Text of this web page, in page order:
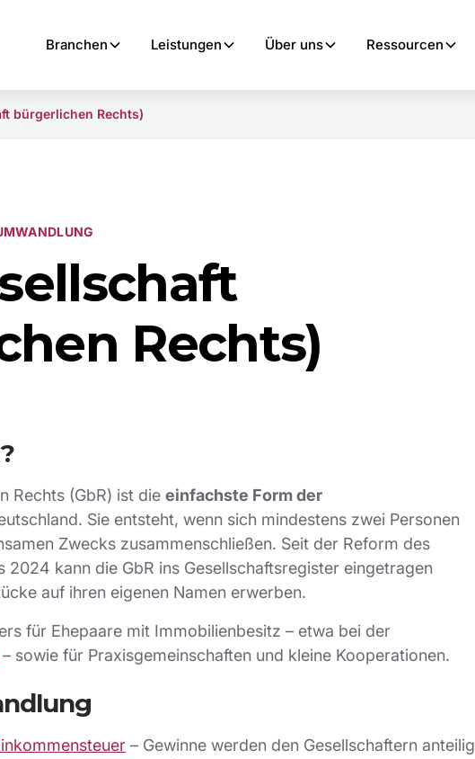
Branchen Leistungen Über uns Ressourcen
bürgerlichen Rechts)
Rechts)
Rechts (GbR) ist dieeinfachste Form der
Sie entsteht, wenn sich mindestens zwei Personen
Zwecks zusammenschließen. Seit der Reform des
2024 kann die GbR ins Gesellschaftsregister eingetragen
auf ihren eigenen Namen erwerben.
für Ehepaare mit Immobilienbesitz – etwa bei der
– sowie für Praxisgemeinschaften und kleine Kooperationen.
– Gewinne werden den Gesellschaftern anteilig